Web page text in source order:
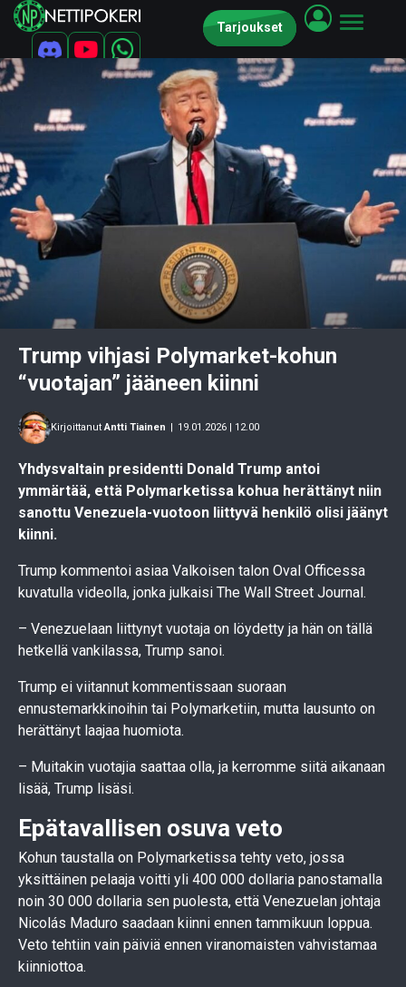
Tarjoukset
Trump vihjasi Polymarket-kohun
“vuotajan” jääneen kiinni
KirjoittanutAntti Tiainen 19.01.2026 | 12.00
Yhdysvaltain presidentti Donald Trump antoi
ymmärtää, että Polymarketissa kohua herättänyt niin
sanottu Venezuela-vuotoon liittyvä henkilö olisi jäänyt
kiinni.
Trump kommentoi asiaa Valkoisen talon Oval Officessa
kuvatulla videolla, jonka julkaisi The Wall Street Journal.
– Venezuelaan liittynyt vuotaja on löydetty ja hän on tällä
hetkellä vankilassa, Trump sanoi.
Trump ei viitannut kommentissaan suoraan
ennustemarkkinoihin tai Polymarketiin, mutta lausunto on
herättänyt laajaa huomiota.
– Muitakin vuotajia saattaa olla, ja kerromme siitä aikanaan
lisää, Trump lisäsi.
Epätavallisen osuva veto
Kohun taustalla on Polymarketissa tehty veto, jossa
yksittäinen pelaaja voitti yli 400 000 dollaria panostamalla
noin 30 000 dollaria sen puolesta, että Venezuelan johtaja
Nicolás Maduro saadaan kiinni ennen tammikuun loppua.
Veto tehtiin vain päiviä ennen viranomaisten vahvistamaa
kiinniottoa.